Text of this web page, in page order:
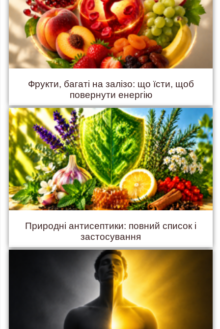
Фрукти, багаті на залізо: що їсти, щоб
повернути енергію
Природні антисептики: повний список і
застосування